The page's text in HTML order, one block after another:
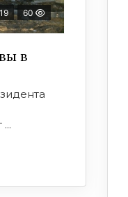
60
в